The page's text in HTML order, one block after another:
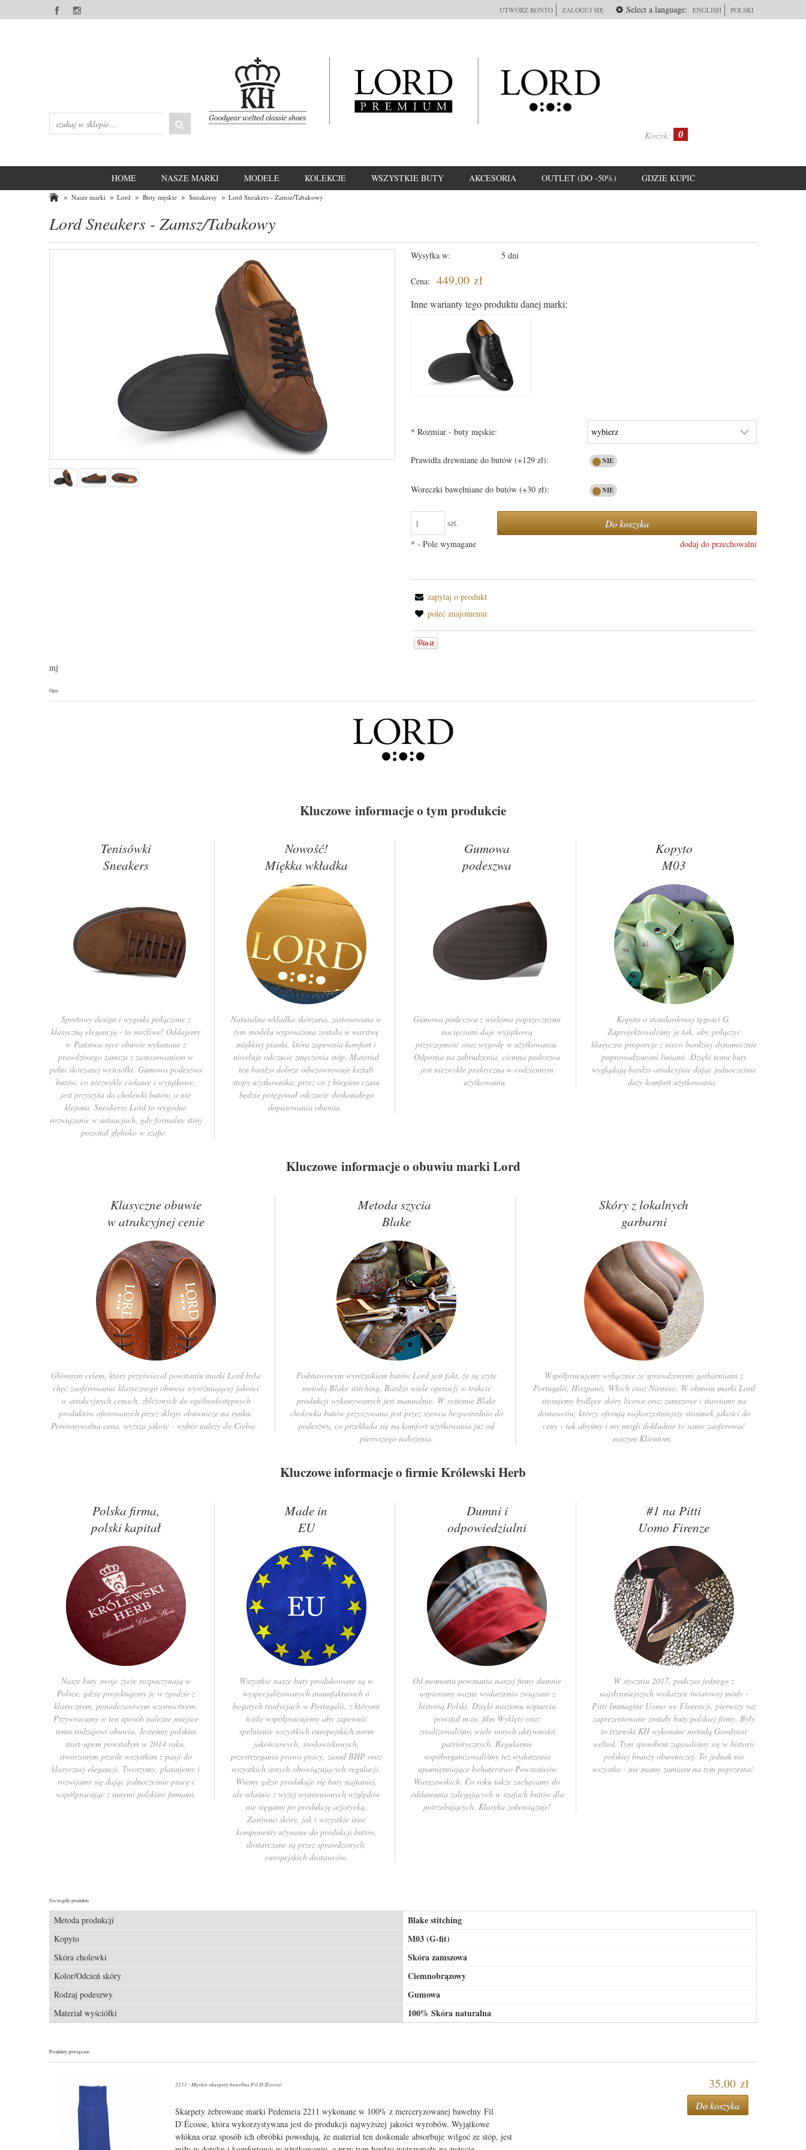
Select a language: ENGLISH POLSKI
UTWÓRZ KONTO ZALOGUJ SIĘ
Koszyk: 0
HOME NASZE MARKI MODELE KOLEKCJE WSZYSTKIE BUTY AKCESORIA OUTLET (DO -50%) GDZIE KUPIĆ
» Nasze marki » Lord » Buty męskie » Sneakersy » Lord Sneakers - Zamsz/Tabakowy
Lord Sneakers - Zamsz/Tabakowy
Wysyłka w: 5 dni
Cena: 449,00 zł
Inne warianty tego produktu danej marki:
* Rozmiar - buty męskie:
Prawidła drewniane do butów (+129 zł):
Woreczki bawełniane do butów (+30 zł):
szt. Do koszyka
dodaj do przechowalni
* - Pole wymagane
zapytaj o produkt
poleć znajomemu
mj
Opis
Kluczowe informacje o tym produkcie
Tenisówki
Sneakers
Sportowy design i wygoda połączone z
klasyczną elegancją - to możliwe! Oddajemy
w Państwa ręce obuwie wykonane z
prawdziwego zamszu z zastosowaniem w
pełni skórzanej wyściółki. Gumowa podeszwa
butów, co niezwykle ciekawe i wyjątkowe,
jest przyszyta do cholewki butów, a nie
klejona. Sneakersy Lord to wygodne
rozwiązanie w sutuacjach, gdy formalny strój
pozostał głęboko w szafie.
Nowość!
Miękka wkładka
Naturalna wkładka skórzana, zastosowana w
tym modelu wyposażona została w warstwę
miękkiej pianki, która zapewnia komfort i
niweluje odczucie zmęczenia stóp. Materiał
ten bardzo dobrze odwzowrowuje kształt
stopy użytkownika, przez co z biegiem czasu
będzie potęgował odczucie doskonałego
dopasowania obuwia.
Gumowa
podeszwa
Gumowa podeszwa z wieloma poprzecznymi
nacięciami daje wyjątkową
przyczepność oraz wygodę w użytkowaniu.
Odporna na zabrudzenia, ciemna podeszwa
jest niezwykle praktyczna w codziennym
użytkowaniu.
Kopyto
M03
Kopyto o standardowej tęgości G.
Zaprojektowaliśmy je tak, aby połączyć
klasyczne proporcje z nieco bardziej dynamicznie
poprowadzonymi liniami. Dzięki temu buty
wyglądają bardzo atrakcyjnie dając jednocześnie
duży komfort użytkowania.
Kluczowe informacje o obuwiu marki Lord
Klasyczne obuwie
w atrakcyjnej cenie
Głównym celem, który przyświecał powstaniu marki Lord była
chęć zaoferowania klasycznego obuwia wyróżniającej jakości
w atrakcyjnych cenach, zbliżonych do ogólnodostępnych
produktów oferowanych przez sklepy obuwnicze na rynku.
Porównywalna cena, wyższa jakość - wybór należy do Ciebie.
Metoda szycia
Blake
Podstawowym wyróżnikiem butów Lord jest fakt, że są szyte
metodą Blake stitching. Bardzo wiele operacji w trakcie
produkcji wykonywanych jest manualnie. W systemie Blake
cholewka butów przyszywana jest przez szewca bezpośrednio do
podeszwy, co przekłada się na komfort użytkowania już od
pierwszego nałożenia.
Skóry z lokalnych
garbarni
Współpracujemy wyłącznie ze sprawdzonymi garbarniami z
Portugalii, Hiszpanii, Włoch oraz Niemiec. W obuwiu marki Lord
stosujemy bydlęce skóry licowe oraz zamszowe i stawiamy na
dostawców, którzy oferują najkorzystniejszy stosunek jakości do
ceny - tak abyśmy i my mogli dokładnie to samo zaoferować
naszym Klientom.
Kluczowe informacje o firmie Królewski Herb
Polska firma,
polski kapitał
Nasze buty swoje życie rozpoczynają w
Polsce, gdzie projektujemy je w zgodzie z
klasycznym, ponadczasowym wzornictwem.
Przywracamy w ten sposób należne miejsce
temu rodzajowi obuwia. Jesteśmy polskim
start-upem powstałym w 2014 roku,
stworzonym przede wszystkim z pasji do
klasycznej elegancji. Tworzymy, planujemy i
rozwijamy się dając jednocześnie pracę i
współpracując z innymi polskimi firmami.
Made in
EU
Wszystkie nasze buty produkowane są w
wyspecjalizowanych manufakturach o
bogatych tradycjach w Portugalii, z którymi
ściśle współpracujemy aby zapewnić
spełnienie wszystkich europejskich norm
jakościowych, środowiskowych,
przestrzegania prawa pracy, zasad BHP oraz
wszystkich innych obowiązujących regulacji.
Wiemy gdzie produkuje się buty najtaniej,
ale właśnie z wyżej wymienionych względów
nie sięgamy po produkcję azjatycką.
Zarówno skóry, jak i wszystkie inne
komponenty używane do produkcji butów,
dostarczane są przez sprawdzonych,
europejskich dostawców.
Dumni i
odpowiedzialni
Od momentu powstania naszej firmy dumnie
wspieramy ważne wydarzenia związane z
historią Polski. Dzięki naszemu wsparciu
powstał m.in. film Wyklęty oraz
zrealizowaliśmy wiele innych aktywności
patriotycznych. Regularnie
współorganizowaliśmy też wydarzenia
upamiętniające bohaterstwo Powstańców
Warszawskich. Co roku także zachęcamy do
oddawania zalegających w szafach butów dla
potrzebujących. Klasyka zobowiązuje!
#1 na Pitti
Uomo Firenze
W styczniu 2017, podczas jednego z
najsłynniejszych wydarzeń światowej mody -
Pitti Immagine Uomo we Florencji, pierwszy raz
zaprezentowane zostały buty polskiej firmy. Były
to trzewiki KH wykonane metodą Goodyear
welted. Tym sposobem zapisaliśmy się w historii
polskiej branży obuwniczej. To jednak nie
wszystko - nie mamy zamiaru na tym poprzestać.
Szczegóły produktu
Metoda produkcji Blake stitching
Kopyto M03 (G-fit)
Skóra cholewki Skóra zamszowa
Kolor/Odcień skóry Ciemnobrązowy
Rodzaj podeszwy Gumowa
Materiał wyściółki 100% Skóra naturalna
Produkty powiązane
2211 - Męskie skarpety bawełna Fil D`Écosse
Skarpety żebrowane marki Pedemeia 2211 wykonane w 100% z merceryzowanej bawełny Fil
D`Écosse, która wykorzystywana jest do produkcji najwyższej jakości wyrobów. Wyjątkowe
włókna oraz sposób ich obróbki powodują, że materiał ten doskonale absorbuje wilgoć ze stóp, jest
35,00 zł
Do koszyka